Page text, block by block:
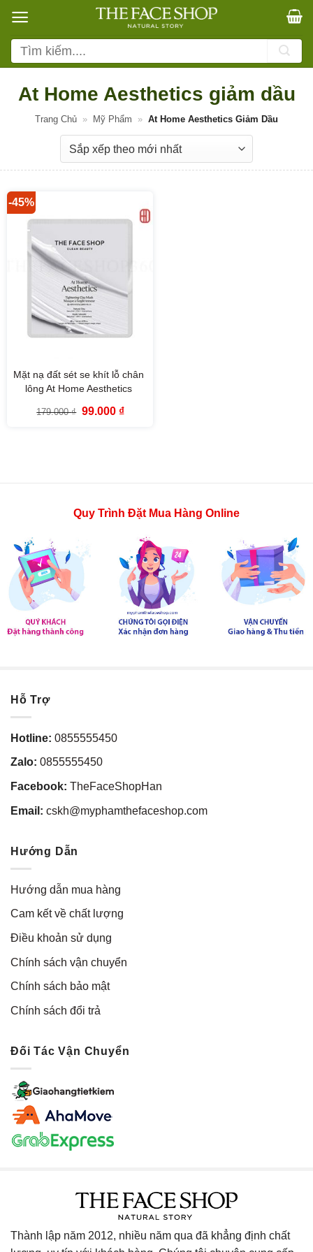
qua
nội
dung
Tìm
kiếm:
At Home Aesthetics giảm dầu
Trang Chủ » Mỹ Phẩm » At Home Aesthetics Giảm Dầu
-45%
Mặt nạ đất sét se khít lỗ chân
lông At Home Aesthetics
Face Shop
179.000₫ Giá
99.000 ₫Giá
Quy Trình Đặt Mua Hàng Online
Hỗ Trợ
Hotline: 0855555450
Zalo: 0855555450
Facebook: TheFaceShopHan
Email: cskh@myphamthefaceshop.com
Hướng Dẫn
Hướng dẫn mua hàng
Cam kết về chất lượng
Điều khoản sử dụng
Chính sách vận chuyển
Chính sách bảo mật
Chính sách đổi trả
Đối Tác Vận Chuyển
Thành lập năm 2012, nhiều năm qua đã khẳng định chất